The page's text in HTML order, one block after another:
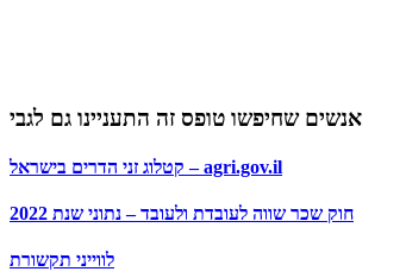
אנשים שחיפשו טופס זה התעניינו גם לגבי
קטלוג זני הדרים בישראל – agri.gov.il
חוק שכר שווה לעובדת ולעובד – נתוני שנת 2022
לווייני תקשורת